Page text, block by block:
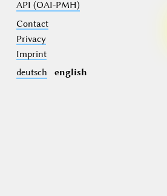
API (OAI-PMH)
Contact
Privacy
Imprint
deutsch
english